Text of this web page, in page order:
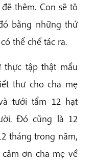
thêm. Con sẽ tô
bằng những thứ
thể chế tác ra.
thực tập thật mầu
thư cho cha mẹ
tưới tẩm 12 hạt
Đó cũng là 12
tháng trong năm,
ơn cha mẹ về